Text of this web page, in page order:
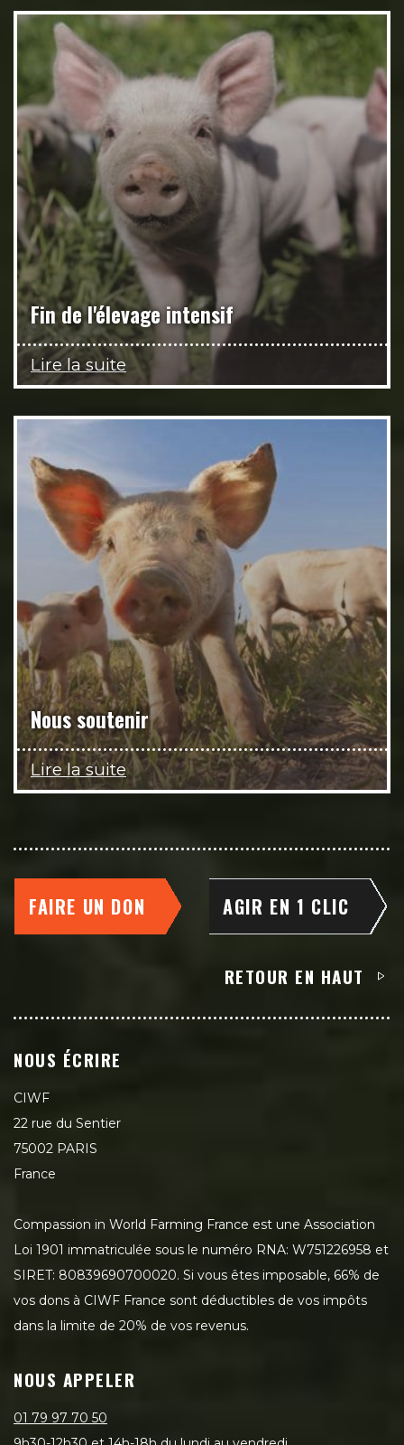
Fin de l'élevage intensif
Lire la suite
Nous soutenir
Lire la suite
FAIRE UN DON AGIR EN 1 CLIC
RETOUR EN HAUT
NOUS ÉCRIRE
CIWF
22 rue du Sentier
75002 PARIS
France
Compassion in World Farming France est une Association
Loi 1901 immatriculée sous le numéro RNA: W751226958 et
SIRET: 80839690700020. Si vous êtes imposable, 66% de
vos dons à CIWF France sont déductibles de vos impôts
dans la limite de 20% de vos revenus.
NOUS APPELER
01 79 97 70 50